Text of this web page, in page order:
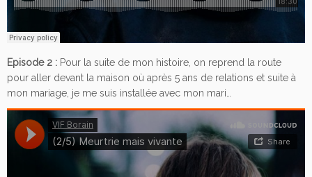
Episode 2 : Pour la suite de mon histoire, on reprend la route
pour aller devant la maison où après 5 ans de relations et suite à
mon mariage, je me suis installée avec mon mari…